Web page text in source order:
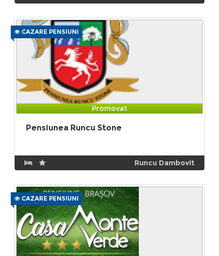
CAZARE PENSIUNI
Promovat
Pensiunea Runcu Stone
Runcu Dambovit
CAZARE PENSIUNI